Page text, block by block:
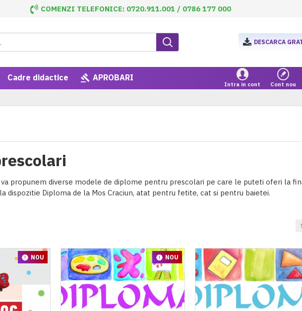
COMENZI TELEFONICE: 0720.911.001 / 0786 177 000
DESCARCA
Cadre didactice APROBARI
Intra in cont Cont nou
propunem diverse modele de diplome pentru prescolari pe care le puteti oferi la
dispozitie Diploma de la Mos Craciun, atat pentru fetite, cat si pentru baietei.
NOU NOU